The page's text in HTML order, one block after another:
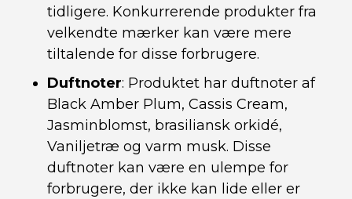
tidligere. Konkurrerende produkter fra
velkendte mærker kan være mere
tiltalende for disse forbrugere.
Duftnoter: Produktet har duftnoter af
Black Amber Plum, Cassis Cream,
Jasminblomst, brasiliansk orkidé,
Vaniljetræ og varm musk. Disse
duftnoter kan være en ulempe for
forbrugere, der ikke kan lide eller er